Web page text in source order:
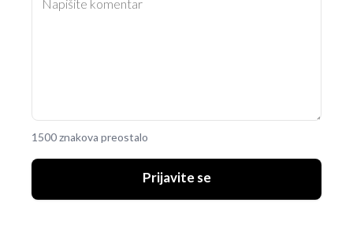
1500 znakova preostalo
Prijavite se